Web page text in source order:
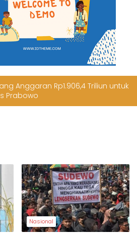
Anggaran Rp1.906,4 Triliun untuk
Prabowo
Nasional